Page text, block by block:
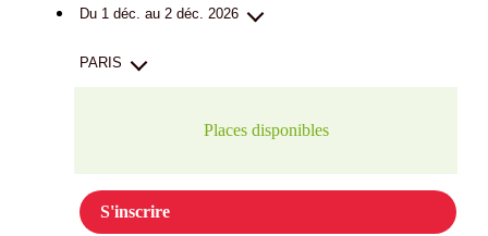
Du 1 déc. au 2 déc. 2026
PARIS
Places disponibles
S'inscrire